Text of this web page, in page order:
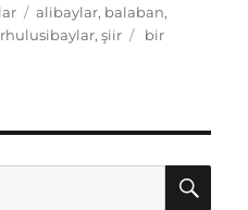
Etiketler
alibaylar, balaban,
,şiir
Yeni
bir